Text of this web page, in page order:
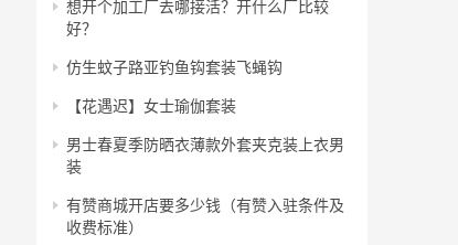
想开个加工厂去哪接活？开什么厂比较
好？
仿生蚊子路亚钓鱼钩套装飞蝇钩
【花遇迟】女士瑜伽套装
男士春夏季防晒衣薄款外套夹克装上衣男
装
有赞商城开店要多少钱（有赞入驻条件及
收费标准）